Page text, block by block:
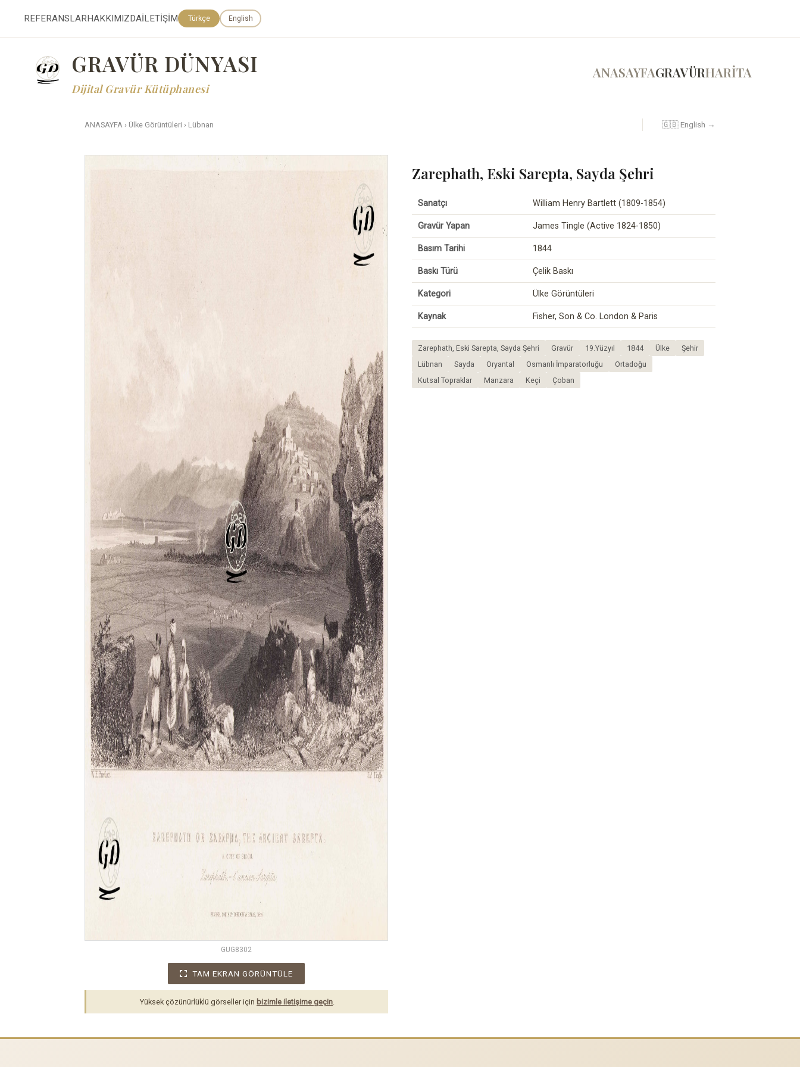
REFERANSLARHAKKIMIZDAİLETİŞİM Türkçe English
GRAVÜR DÜNYASI
Dijital Gravür Kütüphanesi
ANASAYFAGRAVÜRHARİTA
ANASAYFA › Ülke Görüntüleri › Lübnan 🇬🇧 English →
GUG8302
TAM EKRAN GÖRÜNTÜLE
Yüksek çözünürlüklü görseller için bizimle iletişime geçin.
Zarephath, Eski Sarepta, Sayda Şehri
Sanatçı William Henry Bartlett (1809-1854)
Gravür Yapan James Tingle (Active 1824-1850)
Basım Tarihi 1844
Baskı Türü Çelik Baskı
Kategori Ülke Görüntüleri
Kaynak Fisher, Son & Co. London & Paris
Zarephath, Eski Sarepta, Sayda Şehri Gravür 19.Yüzyıl 1844 Ülke
Şehir
Lübnan
Sayda Oryantal Osmanlı İmparatorluğu
Ortadoğu
Kutsal Topraklar
Manzara Keçi Çoban